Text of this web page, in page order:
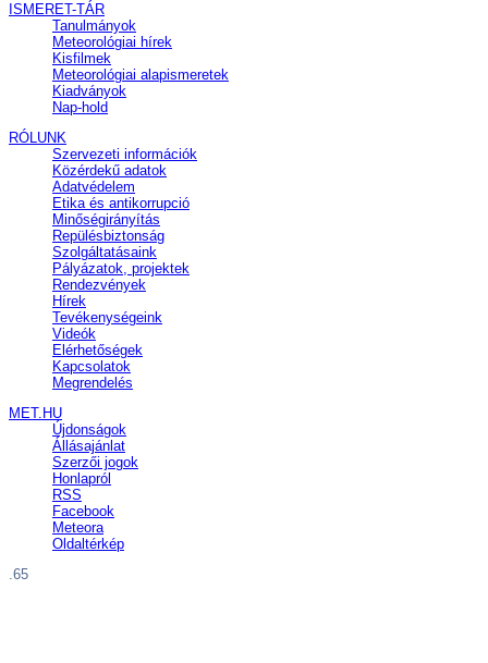
ISMERET-TÁR
Tanulmányok
Meteorológiai hírek
Kisfilmek
Meteorológiai alapismeretek
Kiadványok
Nap-hold
RÓLUNK
Szervezeti információk
Közérdekű adatok
Adatvédelem
Etika és antikorrupció
Minőségirányítás
Repülésbiztonság
Szolgáltatásaink
Pályázatok, projektek
Rendezvények
Hírek
Tevékenységeink
Videók
Elérhetőségek
Kapcsolatok
Megrendelés
MET.HU
Újdonságok
Állásajánlat
Szerzői jogok
Honlapról
RSS
Facebook
Meteora
Oldaltérkép
.65